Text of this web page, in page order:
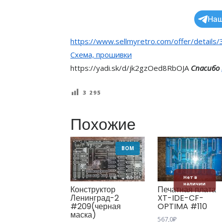
https://www.sellmyretro.com/offer/details/
Схема, прошивки
https://yadi.sk/d/jk2gzOed8RbOJA Спасибо
3 295
Похожие
BOM
Конструктор
Ленинград-2
#209(черная
маска)
Нет в
наличии
Печатная плата
XT-IDE-CF-
OPTIMA #110
567,0₽